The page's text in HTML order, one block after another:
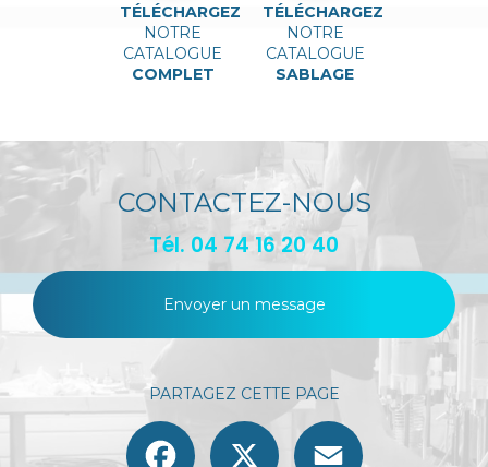
TÉLÉCHARGEZ
NOTRE
CATALOGUE
COMPLET
TÉLÉCHARGEZ
NOTRE
CATALOGUE
SABLAGE
CONTACTEZ-NOUS
Tél. 04 74 16 20 40
Envoyer un message
PARTAGEZ CETTE PAGE
Facebook